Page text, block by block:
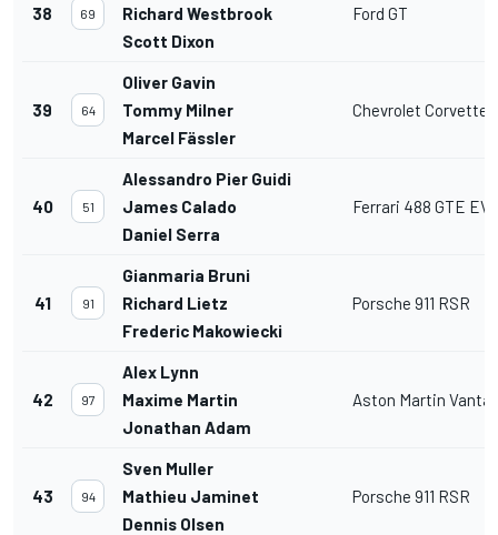
38 69
Richard Westbrook
Scott Dixon
Ford GT
39 64
Oliver Gavin
Tommy Milner
Marcel Fässler
Chevrolet Corvette
40 51
Alessandro Pier Guidi
James Calado
Daniel Serra
Ferrari 488 GTE
41 91
Gianmaria Bruni
Richard Lietz
Frederic Makowiecki
Porsche 911 RSR
42 97
Alex Lynn
Maxime Martin
Jonathan Adam
Aston Martin
43 94
Sven Muller
Mathieu Jaminet
Dennis Olsen
Porsche 911 RSR